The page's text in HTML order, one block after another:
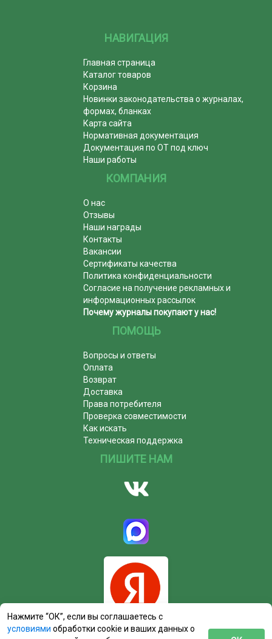
НАВИГАЦИЯ
Главная страница
Каталог товаров
Корзина
Новинки законодательства о журналах,
формах, бланках
Карта сайта
Нормативная документация
Документация по ОТ под ключ
Наши работы
КОМПАНИЯ
О нас
Отзывы
Наши награды
Контакты
Вакансии
Сертификаты качества
Политика конфиденциальности
Согласие на получение рекламных и
информационных рассылок
Почему журналы покупают у нас!
ПОМОЩЬ
Вопросы и ответы
Оплата
Возврат
Доставка
Права потребителя
Проверка совместимости
Как искать
Техническая поддержка
ПИШИТЕ НАМ
Нажмите “ОК”, если вы соглашаетесь с
условиями обработки cookie и ваших данных о